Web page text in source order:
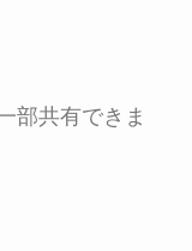
部共有できま